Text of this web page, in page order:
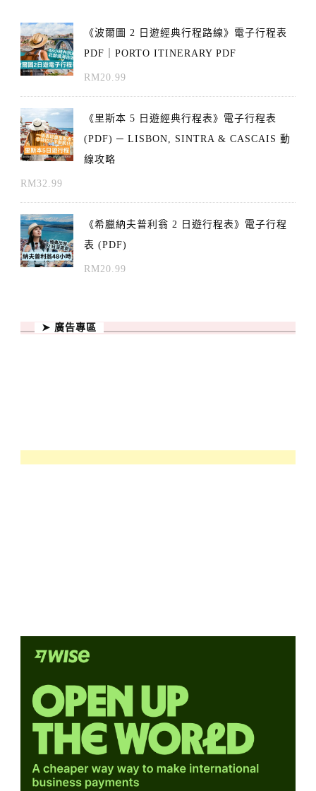
《波爾圖 2 日遊經典行程路線》電子行程表
PDF｜PORTO ITINERARY PDF
RM20.99
《里斯本 5 日遊經典行程表》電子行程表
(PDF) ─ LISBON, SINTRA & CASCAIS 動
線攻略
RM32.99
《希臘納夫普利翁 2 日遊行程表》電子行程
表 (PDF)
RM20.99
➤ 廣告專區